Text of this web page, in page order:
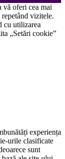
vă oferi cea mai
vizitele.
cu utilizarea
„Setări cookie”
experiența
urile clasificate
sunt